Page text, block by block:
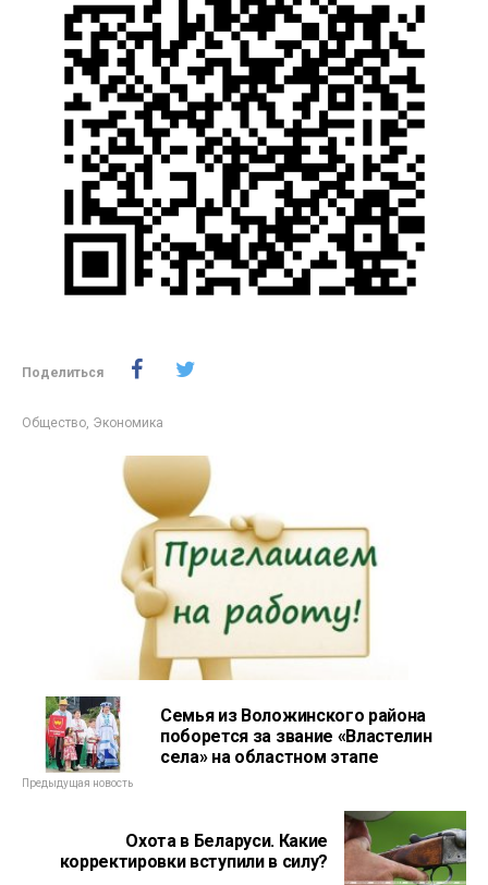
Поделиться
Общество, Экономика
Семья из Воложинского района
поборется за звание «Властелин
села» на областном этапе
Предыдущая новость
Охота в Беларуси. Какие
корректировки вступили в силу?